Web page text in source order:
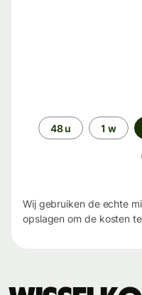
Periode48 u 1 w
Wij gebruiken de echte
opslagen om de kosten